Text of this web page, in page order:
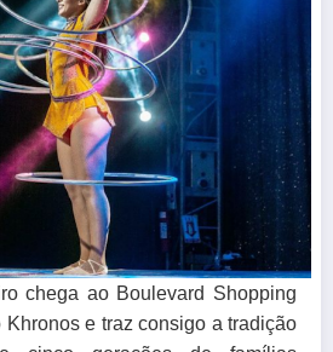
chega ao Boulevard Shopping
e traz consigo a tradição